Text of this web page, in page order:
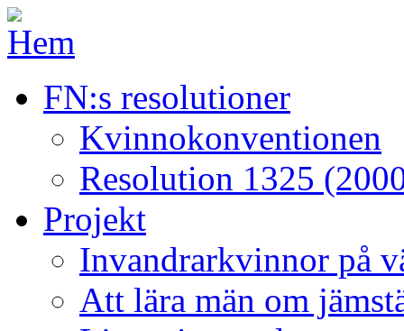
FN:s resolutioner
Kvinnokonventionen
Resolution 1325
Projekt
Invandrarkvinnor på
Att lära män om